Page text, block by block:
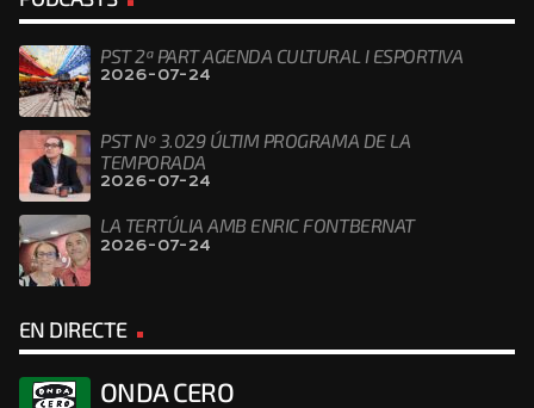
PST 2ª PART AGENDA CULTURAL I ESPORTIVA
2026-07-24
PST Nº 3.029 ÚLTIM PROGRAMA DE LA
TEMPORADA
2026-07-24
LA TERTÚLIA AMB ENRIC FONTBERNAT
2026-07-24
EN DIRECTE
ONDA CERO